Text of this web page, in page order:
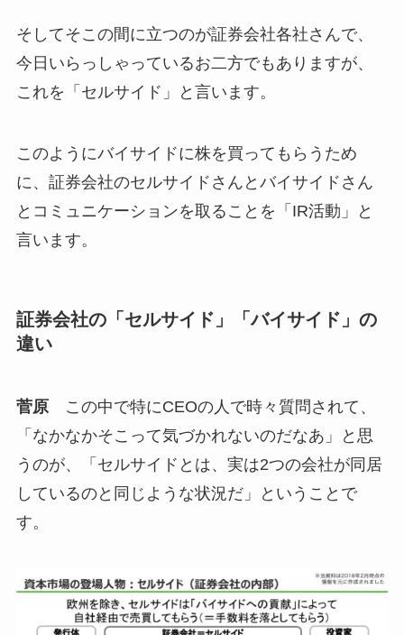
そしてそこの間に立つのが証券会社各社さんで、
今日いらっしゃっているお二方でもありますが、
これを「セルサイド」と言います。
このようにバイサイドに株を買ってもらうため
に、証券会社のセルサイドさんとバイサイドさん
とコミュニケーションを取ることを「IR活動」と
言います。
証券会社の「セルサイド」「バイサイド」の
違い
菅原この中で特にCEOの人で時々質問されて、
「なかなかそこって気づかれないのだなあ」と思
うのが、「セルサイドとは、実は2つの会社が同居
しているのと同じような状況だ」ということで
す。